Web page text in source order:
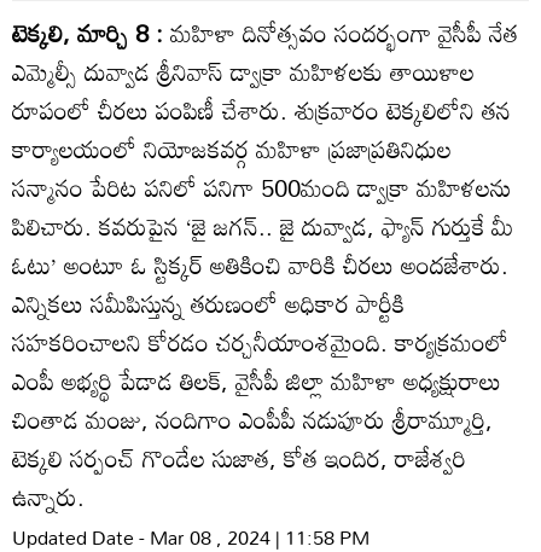
టెక్కలి, మార్చి 8 :మహిళా దినోత్సవం సందర్భంగా వైసీపీ నేత
ఎమ్మెల్సీ దువ్వాడ శ్రీనివాస్‌ డ్వాక్రా మహిళలకు తాయిళాల
రూపంలో చీరలు పంపిణీ చేశారు. శుక్రవారం టెక్కలిలోని తన
కార్యాలయంలో నియోజకవర్గ మహిళా ప్రజాప్రతినిధుల
సన్మానం పేరిట పనిలో పనిగా 500మంది డ్వాక్రా మహిళలను
పిలిచారు. కవరుపైన ‘జై జగన్‌.. జై దువ్వాడ, ఫ్యాన్‌ గుర్తుకే మీ
ఓటు’ అంటూ ఓ స్టిక్కర్‌ అతికించి వారికి చీరలు అందజేశారు.
ఎన్నికలు సమీపిస్తున్న తరుణంలో అధికార పార్టీకి
సహకరించాలని కోరడం చర్చనీయాంశమైంది. కార్యక్రమంలో
ఎంపీ అభ్యర్థి పేడాడ తిలక్‌, వైసీపీ జిల్లా మహిళా అధ్యక్షురాలు
చింతాడ మంజు, నందిగాం ఎంపీపీ నడుపూరు శ్రీరామ్మూర్తి,
టెక్కలి సర్పంచ్‌ గొండేల సుజాత, కోత ఇందిర, రాజేశ్వరి
ఉన్నారు.
Updated Date - Mar 08 , 2024 | 11:58 PM